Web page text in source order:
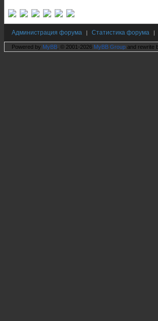
Администрация форума | Статистика форума |
Powered by MyBB , © 2001-2026 MyBB Group and rewrite